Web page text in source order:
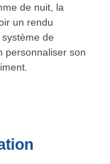
de nuit, la
un rendu
de
personnaliser son